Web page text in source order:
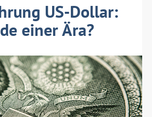
US-Dollar:
einer Ära?